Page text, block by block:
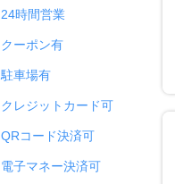
24時間営業
クーポン有
駐車場有
クレジットカード可
QRコード決済可
電子マネー決済可